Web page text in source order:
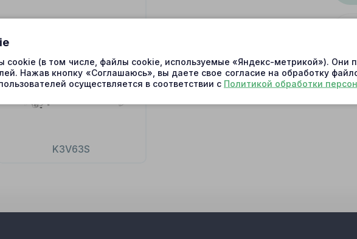
K3V63S
по
cookie (в том числе, файлы cookie, используемые «Яндекс-метрикой»). Они
Нажав кнопку «Соглашаюсь», вы даете свое согласие на обработку
осуществляется в соответствии с Политикой обработки